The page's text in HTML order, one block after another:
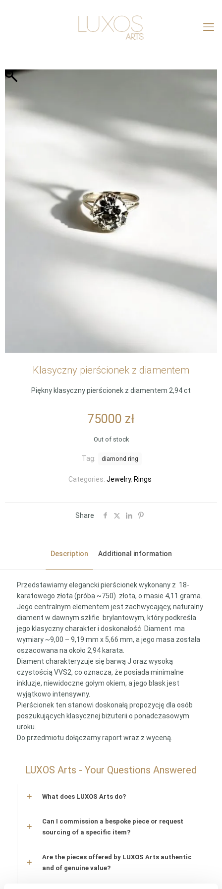
Klasyczny pierścionek z diamentem
Piękny klasyczny pierścionek z diamentem 2,94 ct
75000 zł
Out of stock
Categories: Jewelry, Rings
Tag: diamond ring
Share
Description Additional information
Przedstawiamy elegancki pierścionek wykonany z 18-
karatowego złota (próba ~750) złota, o masie 4,11 grama.
Jego centralnym elementem jest zachwycający, naturalny
diament w dawnym szlifie brylantowym, który podkreśla
jego klasyczny charakter i doskonałość. Diament ma
wymiary ~9,00 – 9,19 mm x 5,66 mm, a jego masa została
oszacowana na około 2,94 karata.
Diament charakteryzuje się barwą J oraz wysoką
czystością VVS2, co oznacza, że posiada minimalne
inkluzje, niewidoczne gołym okiem, a jego blask jest
wyjątkowo intensywny.
Pierścionek ten stanowi doskonałą propozycję dla osób
poszukujących klasycznej biżuterii o ponadczasowym
uroku.
Do przedmiotu dołączamy raport wraz z wyceną.
LUXOS Arts - Your Questions Answered
What does LUXOS Arts do?
Can I commission a bespoke piece or request
sourcing of a specific item?
Are the pieces offered by LUXOS Arts authentic
and of genuine value?